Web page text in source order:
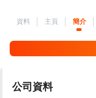
資料 主頁 簡介
公司資料